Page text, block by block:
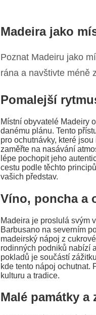
Madeira jako
Poznat Madeiru jako
rána a navštivte méně
Pomalejší
Místní obyvatelé Madeiry
danému plánu. Tento
pro ochutnávky, které
zaměřte na nasávání
lépe pochopit jeho
cestu podle těchto
vašich představ.
Víno, poncha a
Madeira je proslulá svým
Barbusano na severním
madeirský nápoj z
rodinných podniků nabízí
pokladů je součástí
kde tento nápoj ochutnat.
kulturu a tradice.
Malé památky a